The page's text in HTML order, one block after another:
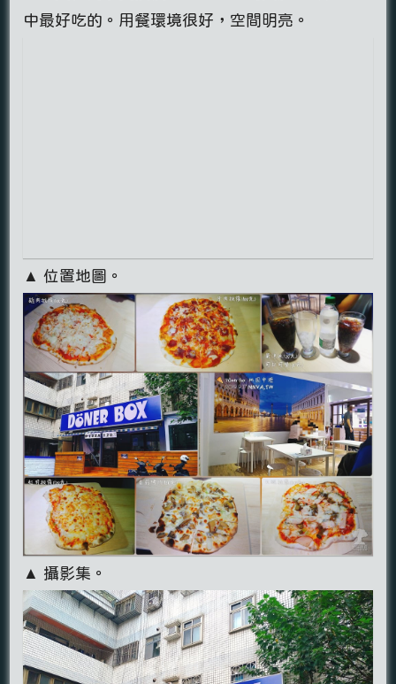
中最好吃的。用餐環境很好，空間明亮。
▲ 位置地圖。
▲ 攝影集。